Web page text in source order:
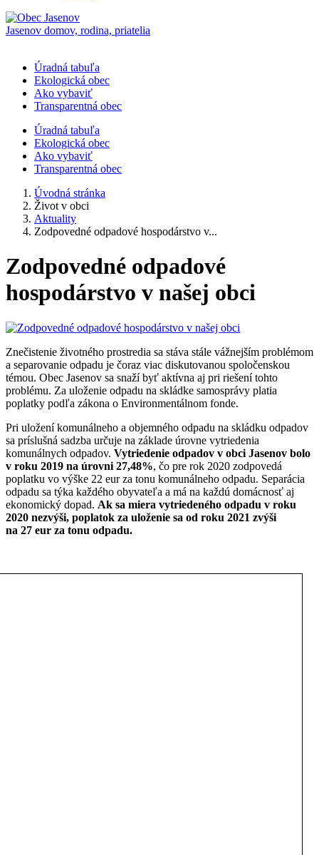
Jasenov domov, rodina, priatelia
Úradná tabuľa
Ekologická obec
Ako vybaviť
Transparentná obec
Úradná tabuľa
Ekologická obec
Ako vybaviť
Transparentná obec
Úvodná stránka
Život v obci
Aktuality
Zodpovedné odpadové hospodárstvo v...
Zodpovedné odpadové
hospodárstvo v našej obci
Znečistenie životného prostredia sa stáva stále vážnejším problémom
a separovanie odpadu je čoraz viac diskutovanou spoločenskou
témou. Obec Jasenov sa snaží byť aktívna aj pri riešení tohto
problému. Za uloženie odpadu na skládke samosprávy platia
poplatky podľa zákona o Environmentálnom fonde.
Pri uložení komunálneho a objemného odpadu na skládku odpadov
sa príslušná sadzba určuje na základe úrovne vytriedenia
komunálnych odpadov. Vytriedenie odpadov v obci Jasenov bolo
v roku 2019 na úrovni 27,48%, čo pre rok 2020 zodpovedá
poplatku vo výške 22 eur za tonu komunálneho odpadu. Separácia
odpadu sa týka každého obyvateľa a má na každú domácnosť aj
ekonomický dopad. Ak sa miera vytriedeného odpadu v roku
2020 nezvýši, poplatok za uloženie sa od roku 2021 zvýši
na 27 eur za tonu odpadu.